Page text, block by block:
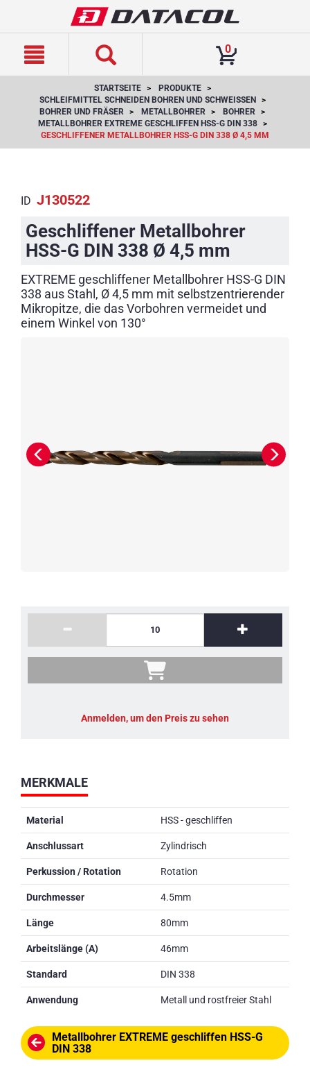
0
STARTSEITE
PRODUKTE
SCHLEIFMITTEL SCHNEIDEN BOHREN UND SCHWEISSEN
BOHRER UND FRÄSER
METALLBOHRER
BOHRER
METALLBOHRER EXTREME GESCHLIFFEN HSS-G DIN 338
GESCHLIFFENER METALLBOHRER HSS-G DIN 338 Ø 4,5 MM
ID J130522
Geschliffener Metallbohrer
HSS-G DIN 338 Ø 4,5 mm
EXTREME geschliffener Metallbohrer HSS-G DIN
338 aus Stahl, Ø 4,5 mm mit selbstzentrierender
Mikropitze, die das Vorbohren vermeidet und
einem Winkel von 130°
MERKMALE
Material HSS - geschliffen
Anschlussart Zylindrisch
Perkussion / Rotation Rotation
Durchmesser 4.5mm
Länge 80mm
Arbeitslänge (A) 46mm
Standard DIN 338
Anwendung Metall und rostfreier Stahl
Metallbohrer EXTREME geschliffen HSS-G
DIN 338
Anmelden, um den Preis zu sehen